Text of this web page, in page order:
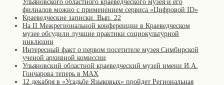
Ульяновского областного краеведческого музея и его
филиалов можно с применением сервиса «Цифровой ID»
Краеведческие записки. Вып. 22
На II Межрегиональной конференции в Краеведческом
музее обсудили лучшие практики социокультурной
инклюзии
Интересный факт о первом посетителе музея Симбирской
ученой архивной комиссии
Ульяновский областной краеведческий музей имени И.А.
Гончарова теперь в MAX
12 декабря в «Усадьбе Языковых» пройдет Региональная